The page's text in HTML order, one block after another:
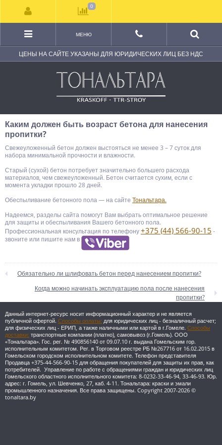
ЦЕНЫ НА САЙТЕ УКАЗАНЫ ДЛЯ ЮРИДИЧЕСКИХ ЛИЦ БЕЗ НДС
МЕНЮ
Каким должен быть возраст бетона для нанесения
пропитки?
Свежеуложенный бетон должен выстояться не менее 3 – 7 суток для
набора минимальной прочности и влажности.
Старый (сухой) бетон потребует значительно большего расхода
материалов, чем свежеуложенный. Бетон считается сухим, если с
момента укладки прошло 28 дней.
Обеспыливание бетонного пола — на сайте Тональтара.
Надеемся, разделы сайта помогут Вам выбрать оптимальное решение
для защиты и обеспыливания Вашего бетонного пола.
Профессиональная консультация по телефону+375 (44) 566-90-15 -
звоните или пишите нам в
Обязательно ли шлифовать бетон перед нанесением пропитки?
Когда можно начинать эксплуатацию пола после нанесения
пропитки?
Данный интернет-ресурс носит информационный характер и не является
публичной офертой. Способы оплаты: для юридических лиц - безналичный расчет;
для физических лиц - ЕРИП, а также наличными или картой в г.Гомеле. Способы
доставки: транспортные компании (платно), самовывоз (г.Гомель). ООО
«Тональтара». Гос. рег. № 490856140 от 09.07.10 г. выдана Гомельским гор.
исполнительным комитетом. Рег. в Торговом реестре РБ №267716 от 16.02.2015 в
Гомельском городском исполнительном комитете. Телефон представителя
Продавца +375-44-566-90-15 для обращения покупателей для защиты их прав, как
потребителей. Управление по работе с обращениями граждан и юридических лиц
Гомельского областного исполнительного комитета: 8-0232-33-46-94, 33-46-93. Юр.
адрес: г. Гомель, ул. Шевченко, 27, каб. 4-11. Тональтара: краски и эмали
промышленного назначения. Все права защищены. Copyright 2007-2026 ©
tonaltara.by
0